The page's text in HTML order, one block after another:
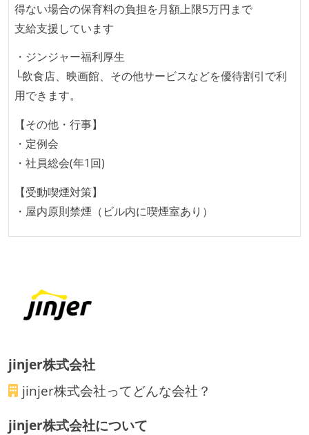
得ない場合の保育料の負担を月額上限5万円まで
支給支援しています
・ジンジャー福利厚生
└飲食店、映画館、その他サービスなどを優待割引で利
用できます。
【その他・行事】
・定例会
・社員総会(年1回)
【受動喫煙対策】
・屋内原則禁煙（ビル内に喫煙室あり）
jinjer株式会社
jinjer株式会社ってどんな会社？
jinjer株式会社について